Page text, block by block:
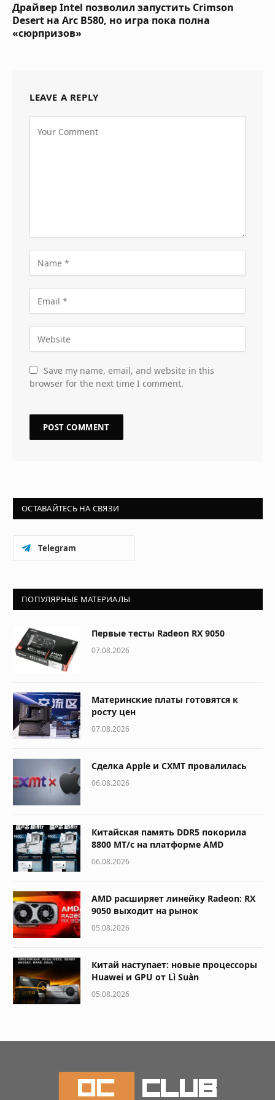
Драйвер Intel позволил запустить Crimson
Desert на Arc B580, но игра пока полна
«сюрпризов»
LEAVE A REPLY
Save my name, email, and website in this
browser for the next time I comment.
ОСТАВАЙТЕСЬ НА СВЯЗИ
Telegram
ПОПУЛЯРНЫЕ МАТЕРИАЛЫ
Первые тесты Radeon RX 9050
07.08.2026
Материнские платы готовятся к
росту цен
07.08.2026
Сделка Apple и CXMT провалилась
06.08.2026
Китайская память DDR5 покорила
8800 МТ/с на платформе AMD
06.08.2026
AMD расширяет линейку Radeon: RX
9050 выходит на рынок
05.08.2026
Китай наступает: новые процессоры
Huawei и GPU от Lì Suàn
05.08.2026